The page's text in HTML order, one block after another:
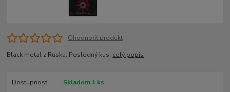
Ohodnotiť produkt
Black metal z Ruska. Posledný kus. celý popis
Dostupnosť
Skladom 1 ks